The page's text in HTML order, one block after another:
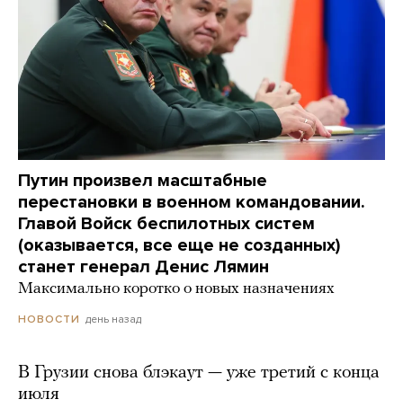
Путин произвел масштабные
перестановки в военном командовании.
Главой Войск беспилотных систем
(оказывается, все еще не созданных)
станет генерал Денис Лямин
Максимально коротко о новых назначениях
НОВОСТИ день назад
В Грузии снова блэкаут — уже третий с конца
июля